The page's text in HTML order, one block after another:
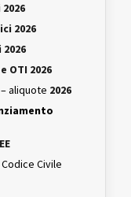
2026
OTI 2026
– aliquote 2026
Civile